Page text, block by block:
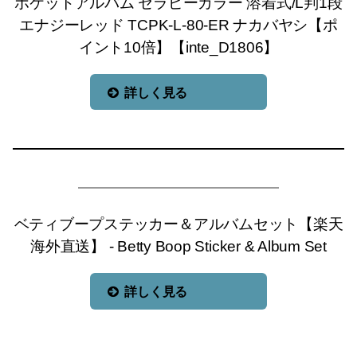
エナジーレッド TCPK-L-80-ER ナカバヤシ【ポ
イント10倍】【inte_D1806】
詳しく見る
ベティブープステッカー＆アルバムセット【楽天
海外直送】 - Betty Boop Sticker & Album Set
詳しく見る